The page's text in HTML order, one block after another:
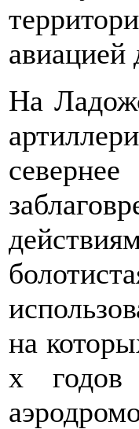
авиацией
На
на
х годов